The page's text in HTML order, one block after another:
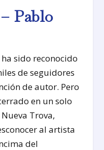
Pablo
sido reconocido
de seguidores
de autor. Pero
en un solo
Trova,
al artista
del